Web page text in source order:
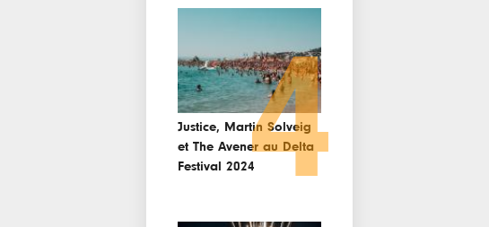
Justice, Martin Solveig
et The Avener au Delta
Festival 20244